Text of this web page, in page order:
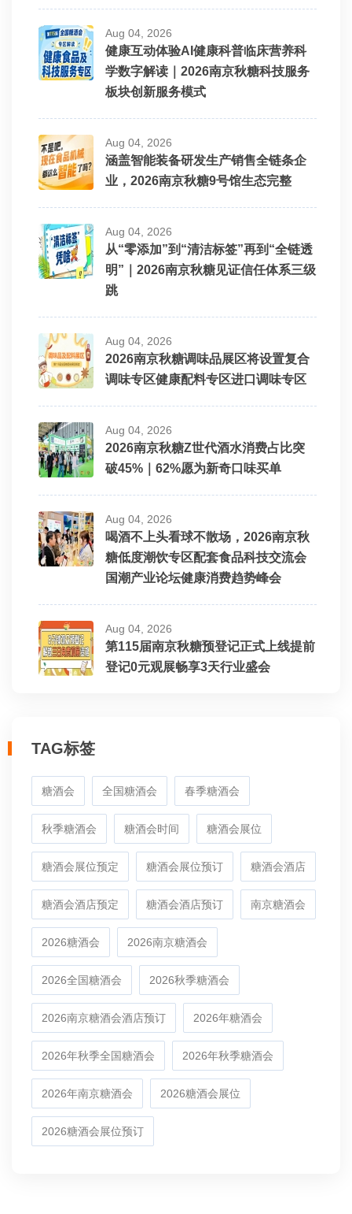
Aug 04, 2026
健康互动体验AI健康科普临床营养科
学数字解读｜2026南京秋糖科技服务
板块创新服务模式
Aug 04, 2026
涵盖智能装备研发生产销售全链条企
业，2026南京秋糖9号馆生态完整
Aug 04, 2026
从“零添加”到“清洁标签”再到“全链透
明”｜2026南京秋糖见证信任体系三级
跳
Aug 04, 2026
2026南京秋糖调味品展区将设置复合
调味专区健康配料专区进口调味专区
Aug 04, 2026
2026南京秋糖Z世代酒水消费占比突
破45%｜62%愿为新奇口味买单
Aug 04, 2026
喝酒不上头看球不散场，2026南京秋
糖低度潮饮专区配套食品科技交流会
国潮产业论坛健康消费趋势峰会
Aug 04, 2026
第115届南京秋糖预登记正式上线提前
登记0元观展畅享3天行业盛会
TAG标签
糖酒会 全国糖酒会 春季糖酒会
秋季糖酒会 糖酒会时间 糖酒会展位
糖酒会展位预定 糖酒会展位预订 糖酒会酒店
糖酒会酒店预定 糖酒会酒店预订 南京糖酒会
2026糖酒会 2026南京糖酒会
2026全国糖酒会 2026秋季糖酒会
2026南京糖酒会酒店预订 2026年糖酒会
2026年秋季全国糖酒会 2026年秋季糖酒会
2026年南京糖酒会 2026糖酒会展位
2026糖酒会展位预订